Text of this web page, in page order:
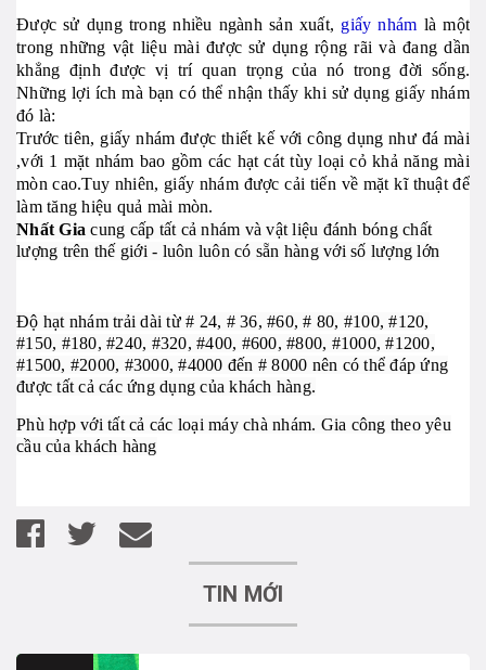
Được sử dụng trong nhiều ngành sản xuất, giấy nhám là một
trong những vật liệu mài được sử dụng rộng rãi và đang dần
khẳng định được vị trí quan trọng của nó trong đời sống.
Những lợi ích mà bạn có thể nhận thấy khi sử dụng giấy nhám
đó là:
Trước tiên, giấy nhám được thiết kế với công dụng như đá mài
,với 1 mặt nhám bao gồm các hạt cát tùy loại cỏ khả năng mài
mòn cao.Tuy nhiên, giấy nhám được cải tiến về mặt kĩ thuật để
làm tăng hiệu quả mài mòn.
Nhất Gia cung cấp tất cả nhám và vật liệu đánh bóng chất
lượng trên thế giới - luôn luôn có sẵn hàng với số lượng lớn
Độ hạt nhám trải dài từ # 24, # 36, #60, # 80, #100, #120,
#150, #180, #240, #320, #400, #600, #800, #1000, #1200,
#1500, #2000, #3000, #4000 đến # 8000 nên có thể đáp ứng
được tất cả các ứng dụng của khách hàng.
Phù hợp với tất cả các loại máy chà nhám. Gia công theo yêu
cầu của khách hàng
TIN MỚI